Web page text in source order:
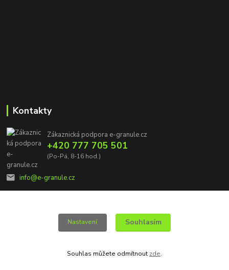
Kontakty
Zákaznická podpora e-granule.cz
+420 777 705 501
(Po-Pá, 8-16 hod.)
info@e-granule.cz
© 2022 e-granule.cz *** Všechna práva vyhrazena
Nastavení Souhlasím
Souhlas můžete odmítnout zde.